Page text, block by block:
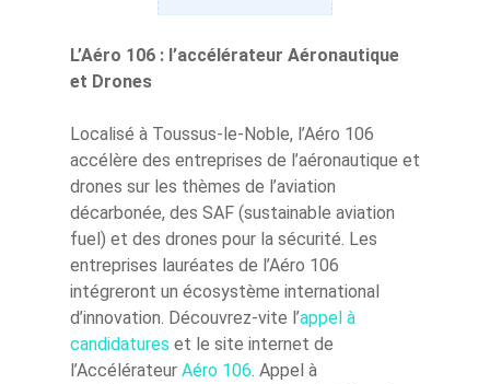
L’Aéro 106 : l’accélérateur Aéronautique
et Drones
Localisé à Toussus-le-Noble, l’Aéro 106
accélère des entreprises de l’aéronautique et
drones sur les thèmes de l’aviation
décarbonée, des SAF (sustainable aviation
fuel) et des drones pour la sécurité. Les
entreprises lauréates de l’Aéro 106
intégreront un écosystème international
d’innovation. Découvrez-vite l’appel à
candidatures et le site internet de
l’Accélérateur Aéro 106. Appel à